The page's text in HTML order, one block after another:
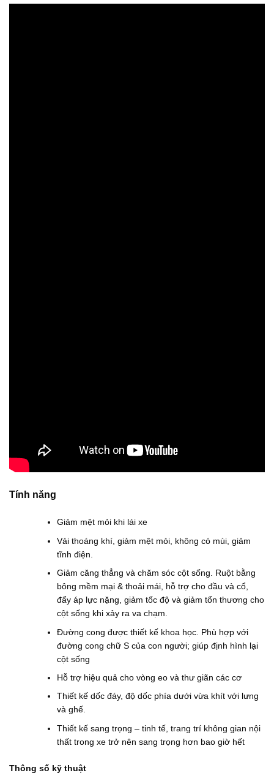
Tính năng
Giảm mệt mỏi khi lái xe
Vải thoáng khí, giảm mệt mỏi, không có mùi, giảm
tĩnh điện.
Giảm căng thẳng và chăm sóc cột sống. Ruột bằng
bông mềm mại & thoải mái, hỗ trợ cho đầu và cổ,
đẩy áp lực nặng, giảm tốc độ và giảm tổn thương cho
cột sống khi xảy ra va chạm.
Đường cong được thiết kế khoa học. Phù hợp với
đường cong chữ S của con người; giúp định hình lại
cột sống
Hỗ trợ hiệu quả cho vòng eo và thư giãn các cơ
Thiết kế dốc đáy, độ dốc phía dưới vừa khít với lưng
và ghế.
Thiết kế sang trọng – tinh tế, trang trí không gian nội
thất trong xe trở nên sang trọng hơn bao giờ hết
Thông số kỹ thuật